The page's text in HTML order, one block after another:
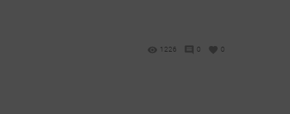
1226 0 0